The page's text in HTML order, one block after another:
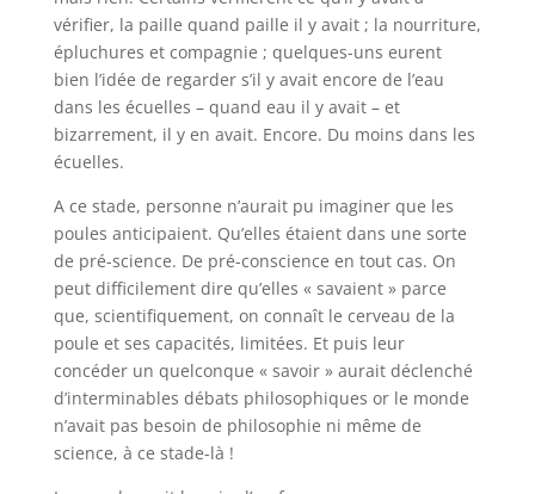
vérifier, la paille quand paille il y avait ; la nourriture,
épluchures et compagnie ; quelques-uns eurent
bien l’idée de regarder s’il y avait encore de l’eau
dans les écuelles – quand eau il y avait – et
bizarrement, il y en avait. Encore. Du moins dans les
écuelles.
A ce stade, personne n’aurait pu imaginer que les
poules anticipaient. Qu’elles étaient dans une sorte
de pré-science. De pré-conscience en tout cas. On
peut difficilement dire qu’elles « savaient » parce
que, scientifiquement, on connaît le cerveau de la
poule et ses capacités, limitées. Et puis leur
concéder un quelconque « savoir » aurait déclenché
d’interminables débats philosophiques or le monde
n’avait pas besoin de philosophie ni même de
science, à ce stade-là !